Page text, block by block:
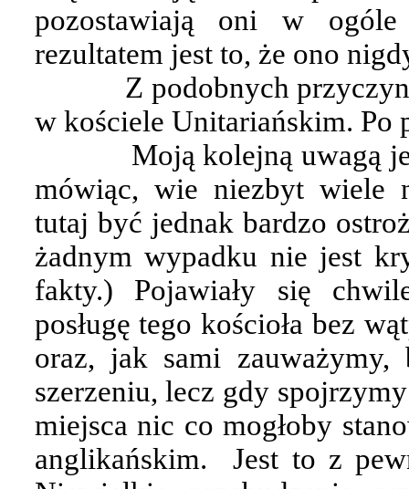
pozostawiają oni w ogóle
rezultatem jest to, że ono
Z podobnych
w kościele Unitariańskim. Po
Moją kolejną uwagą
mówiąc, wie niezbyt wiele
tutaj być jednak bardzo
żadnym wypadku nie jest
fakty.) Pojawiały się
posługę tego kościoła bez
oraz, jak sami
szerzeniu, lecz gdy
miejsca nic co mogłoby
anglikańskim.
Jest to z